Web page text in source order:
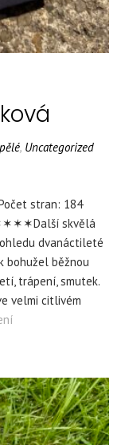
, Uncategorized
stran: 184
skvělá
dvanáctileté
bohužel běžnou
trápení, smutek.
velmi citlivém